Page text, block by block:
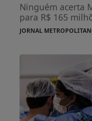
Ninguém acerta
para R$ 165
JORNAL